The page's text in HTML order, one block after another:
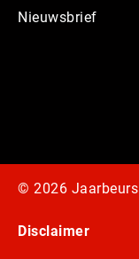
Nieuwsbrief
© 2026 Jaarbeurs
Disclaimer